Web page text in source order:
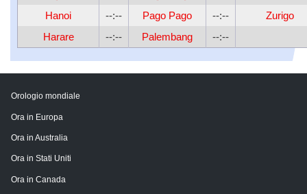
Hanoi
--:-- Pago Pago --:--
Zurigo
Harare
--:-- Palembang --:--
Orologio mondiale
Ora in Europa
Ora in Australia
Ora in Stati Uniti
Ora in Canada